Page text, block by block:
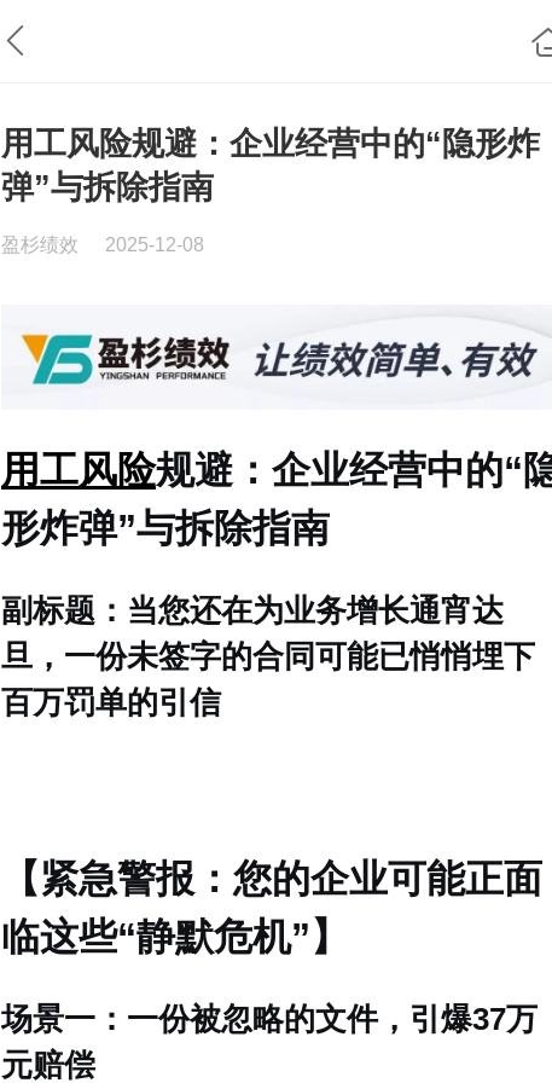
用工风险规避：企业经营中的“隐形炸
弹”与拆除指南
盈杉绩效 2025-12-08
用工风险规避：企业经营中的“
形炸弹”与拆除指南
副标题：当您还在为业务增长通宵达
旦，一份未签字的合同可能已悄悄埋下
百万罚单的引信
【紧急警报：您的企业可能正面
临这些“静默危机”】
场景一：一份被忽略的文件，引爆37万
元赔偿